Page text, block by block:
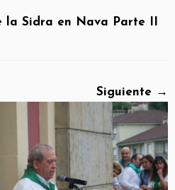
la Sidra en Nava Parte II
Siguiente →